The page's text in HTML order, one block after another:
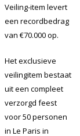
Veiling-item levert
een recordbedrag
van €70.000 op.
Het exclusieve
veilingitem bestaat
uit een compleet
verzorgd feest
voor 50 personen
in Le Paris in